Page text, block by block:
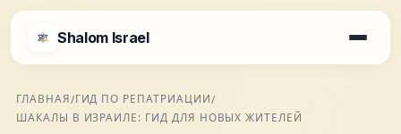
Shalom Israel
ГЛАВНАЯ/ГИД ПО РЕПАТРИАЦИИ/
ШАКАЛЫ В ИЗРАИЛЕ: ГИД ДЛЯ НОВЫХ ЖИТЕЛЕЙ